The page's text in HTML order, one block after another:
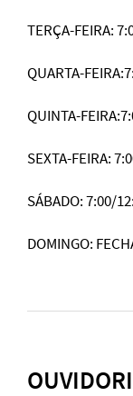
TERÇA-FEIRA:
QUARTA-
QUINTA-
SEXTA-FEIRA:
SÁBADO: 7:00/
DOMINGO: